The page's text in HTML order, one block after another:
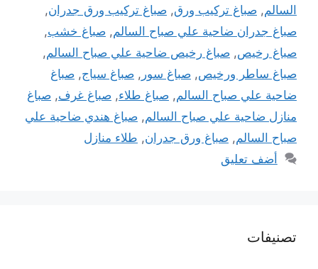
السالم, صباغ تركيب ورق, صباغ تركيب ورق جدران,
صباغ جدران ضاحية علي صباح السالم, صباغ خشب,
صباغ رخيص, صباغ رخيص ضاحية علي صباح السالم,
صباغ ساطر ورخيص, صباغ سور , صباغ سياج, صباغ
ضاحية علي صباح السالم, صباغ طلاء, صباغ غرف, صباغ
منازل ضاحية علي صباح السالم, صباغ هندي ضاحية علي
صباح السالم, صباغ ورق جدران, طلاء منازل
أضف تعليق
تصنيفات